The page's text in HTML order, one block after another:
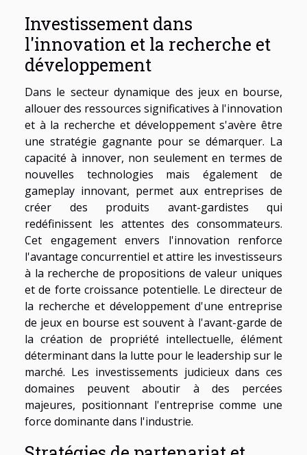
Investissement dans
l'innovation et la recherche et
développement
Dans le secteur dynamique des jeux en bourse,
allouer des ressources significatives à l'innovation
et à la recherche et développement s'avère être
une stratégie gagnante pour se démarquer. La
capacité à innover, non seulement en termes de
nouvelles technologies mais également de
gameplay innovant, permet aux entreprises de
créer des produits avant-gardistes qui
redéfinissent les attentes des consommateurs.
Cet engagement envers l'innovation renforce
l'avantage concurrentiel et attire les investisseurs
à la recherche de propositions de valeur uniques
et de forte croissance potentielle. Le directeur de
la recherche et développement d'une entreprise
de jeux en bourse est souvent à l'avant-garde de
la création de propriété intellectuelle, élément
déterminant dans la lutte pour le leadership sur le
marché. Les investissements judicieux dans ces
domaines peuvent aboutir à des percées
majeures, positionnant l'entreprise comme une
force dominante dans l'industrie.